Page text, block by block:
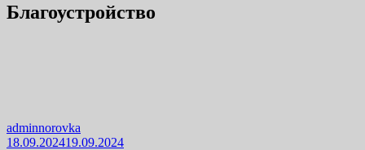
Благоустройство
adminnorovka
18.09.202419.09.2024